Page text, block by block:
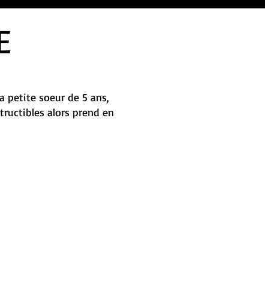
petite soeur de 5 ans,
alors prend en